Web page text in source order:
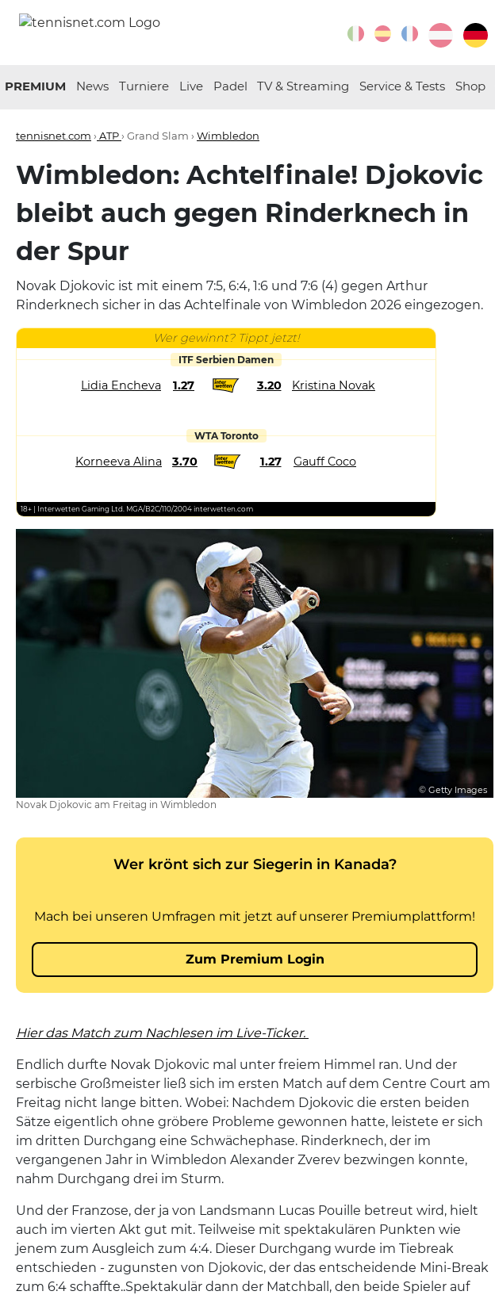
PREMIUM News Turniere Live Padel TV & Streaming Service & Tests Shop
tennisnet.com › ATP› Grand Slam › Wimbledon
Wimbledon: Achtelfinale! Djokovic
bleibt auch gegen Rinderknech in
der Spur
Novak Djokovic ist mit einem 7:5, 6:4, 1:6 und 7:6 (4) gegen Arthur
Rinderknech sicher in das Achtelfinale von Wimbledon 2026 eingezogen.
Wer gewinnt? Tippt jetzt!
ITF Serbien Damen
Lidia Encheva 1.27 3.20 Kristina Novak
WTA Toronto
Korneeva Alina 3.70 1.27 Gauff Coco
18+ | Interwetten Gaming Ltd. MGA/B2C/110/2004 interwetten.com
© Getty Images
Novak Djokovic am Freitag in Wimbledon
Hier das Match zum Nachlesen im Live-Ticker.
Endlich durfte Novak Djokovic mal unter freiem Himmel ran. Und der
serbische Großmeister ließ sich im ersten Match auf dem Centre Court am
Freitag nicht lange bitten. Wobei: Nachdem Djokovic die ersten beiden
Sätze eigentlich ohne gröbere Probleme gewonnen hatte, leistete er sich
im dritten Durchgang eine Schwächephase. Rinderknech, der im
vergangenen Jahr in Wimbledon Alexander Zverev bezwingen konnte,
nahm Durchgang drei im Sturm.
Und der Franzose, der ja von Landsmann Lucas Pouille betreut wird, hielt
auch im vierten Akt gut mit. Teilweise mit spektakulären Punkten wie
jenem zum Ausgleich zum 4:4. Dieser Durchgang wurde im Tiebreak
entschieden - zugunsten von Djokovic, der das entscheidende Mini-Break
zum 6:4 schaffte..Spektakulär dann der Matchball, den beide Spieler auf